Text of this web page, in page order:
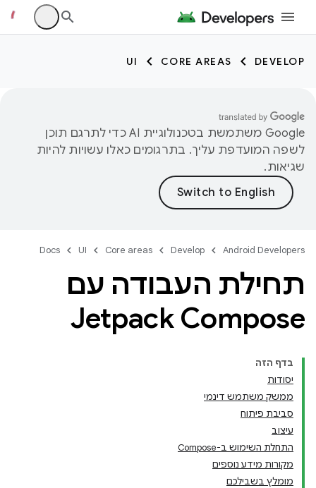
DEVELOP
CORE AREAS
UI
‫Google משתמשת בטכנולוגיית AI כדי לתרגם תוכן
לשפה המועדפת עליך. בתרגומים כאלו עשויות להיות
שגיאות.
Android Developers
Develop
Core areas
UI
Docs
תחילת העבודה עם
Jetpack Compose
בדף הזה
יסודות
ממשק משתמש דינמי
סביבת פיתוח
עיצוב
התחלת השימוש ב-Compose
מקורות מידע נוספים
מומלץ בשבילכם